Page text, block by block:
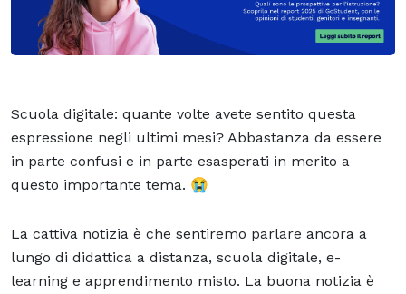
Scuola digitale: quante volte avete sentito questa
espressione negli ultimi mesi? Abbastanza da essere
in parte confusi e in parte esasperati in merito a
questo importante tema. 😭
La cattiva notizia è che sentiremo parlare ancora a
lungo di didattica a distanza, scuola digitale, e-
learning e apprendimento misto. La buona notizia è